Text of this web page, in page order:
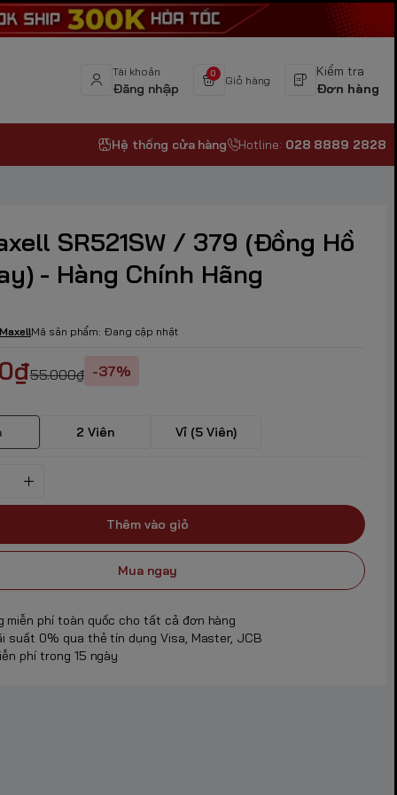
Tài khoản
Đăng nhập
0
Giỏ hàng
Kiểm tra
Đơn hàng
Hệ thống cửa hàng Hotline: 028 8889 2828
SR521SW / 379 (Đồng Hồ
- Hàng Chính Hãng
MaxellMã sản phẩm: Đang cập nhật
55.000₫ -37%
2 Viên Vỉ (5 Viên)
Thêm vào giỏ
Mua ngay
miễn phí toàn quốc cho tất cả đơn hàng
suất 0% qua thẻ tín dụng Visa, Master, JCB
phí trong 15 ngày